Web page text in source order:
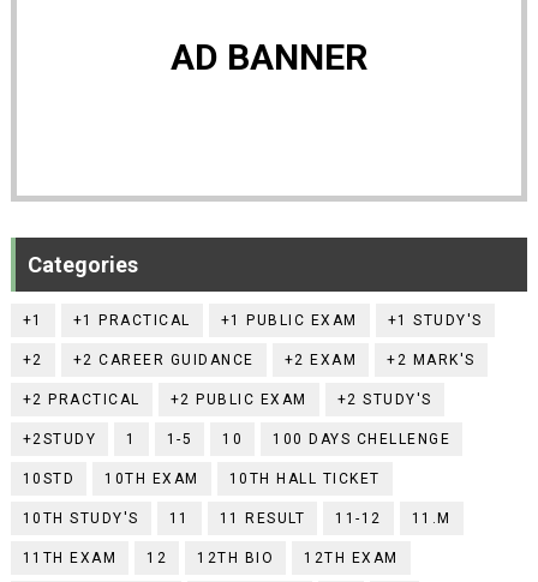
AD BANNER
Categories
+1 +1 PRACTICAL +1 PUBLIC EXAM +1 STUDY'S
+2 +2 CAREER GUIDANCE +2 EXAM +2 MARK'S
+2 PRACTICAL +2 PUBLIC EXAM +2 STUDY'S
+2STUDY 1 1-5 10 100 DAYS CHELLENGE
10STD 10TH EXAM 10TH HALL TICKET
10TH STUDY'S 11 11 RESULT 11-12 11.M
11TH EXAM 12 12TH BIO 12TH EXAM